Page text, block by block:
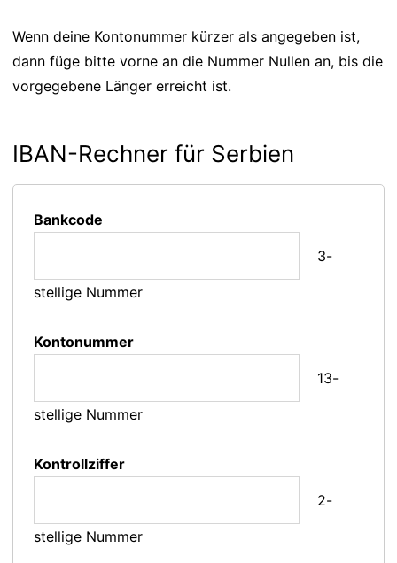
Wenn deine Kontonummer kürzer als angegeben ist,
dann füge bitte vorne an die Nummer Nullen an, bis die
vorgegebene Länger erreicht ist.
IBAN-Rechner für Serbien
Bankcode
3-
stellige Nummer
Kontonummer
13-
stellige Nummer
Kontrollziffer
2-
stellige Nummer